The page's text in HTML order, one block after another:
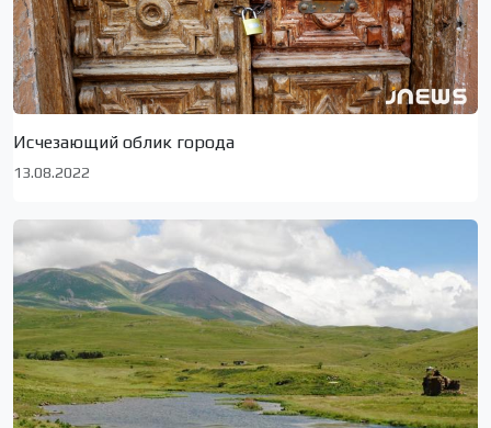
Исчезающий облик города
13.08.2022